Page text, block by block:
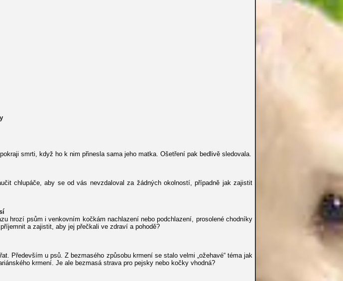
smrti, když ho k nim přinesla sama jeho matka. Ošetření pak bedlivě sledovala.
chlupáče, aby se od vás nevzdaloval za žádných okolností, případně jak zajistit
hrozí psům i venkovním kočkám nachlazení nebo podchlazení, prosolené chodníky
a zajistit, aby jej přečkali ve zdraví a pohodě?
Především u psů. Z bezmasého způsobu krmení se stalo velmi „ožehavé“ téma jak
krmení. Je ale bezmasá strava pro pejsky nebo kočky vhodná?